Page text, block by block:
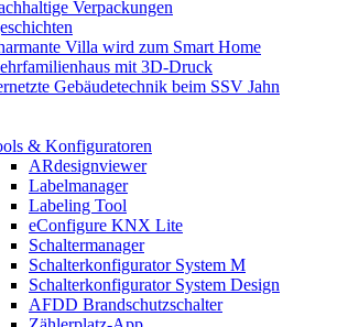
Verpackungen
Villa wird zum Smart Home
mit 3D-Druck
Gebäudetechnik beim SSV Jahn
& Konfiguratoren
ARdesignviewer
Labelmanager
Labeling Tool
eConfigure KNX Lite
Schaltermanager
Schalterkonfigurator System M
Schalterkonfigurator System Design
AFDD Brandschutzschalter